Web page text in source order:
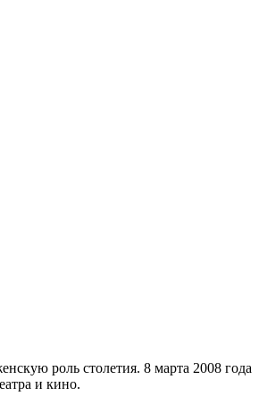
роль столетия. 8 марта 2008 года
и кино.